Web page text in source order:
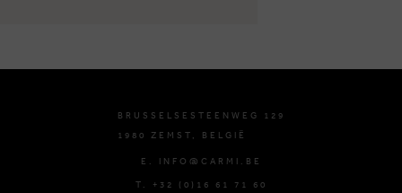
BRUSSELSESTEENWEG 129
1980 ZEMST, BELGIË
E. INFO@CARMI.BE
T. +32 (0)16 61 71 60